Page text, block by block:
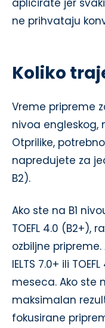
aplicirate jer
ne prihvataju
Koliko
Vreme pripreme
nivoa engleskog,
Otprilike,
napredujete za
B2).
Ako ste na B1
TOEFL 4.0
ozbiljne
IELTS 7.0+ ili
meseca. Ako ste
maksimalan
fokusirane